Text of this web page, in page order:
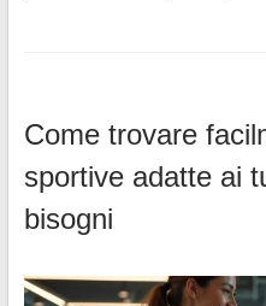
Come trovare
sportive adatte ai
bisogni